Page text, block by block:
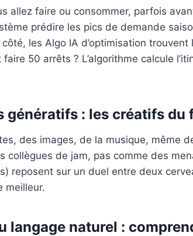
allez faire ou consommer, parfois
prédire les pics de demande
côté, les Algo IA d’optimisation
50 arrêts ? L’algorithme calcule
génératifs : les créatifs du
des images, de la musique, même
collègues de jam, pas comme des
reposent sur un duel entre deux
meilleur.
langage naturel :